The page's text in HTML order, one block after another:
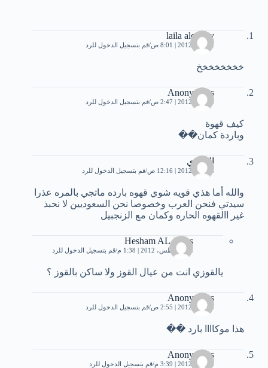
laila alotaiby
2 يونيو، 2012 | 8:01 ص قم بتسجيل الدخول للرد
خخخخخخخخ
Anonymous
4 يونيو، 2012 | 2:47 ص قم بتسجيل الدخول للرد
كيف قهوة
وباردة كمان��
القوزي
5 يونيو، 2012 | 12:16 ص قم بتسجيل الدخول للرد
والله أما هذي قويه شوي قهوه بارده ماتجي بالمره عذرا
سيدتي فنحن العرب وخصوصا نحن السعوديين لا نحبذ
غير االقهوه الحاره وكمان مع الزنجبيل
Hesham AL-Koas
28 أغسطس، 2012 | 1:38 م قم بتسجيل الدخول للرد
يالقوزي انت من عيال القوز ولا ساكن بالقوز ؟
Anonymous
5 يونيو، 2012 | 2:55 ص قم بتسجيل الدخول للرد
هذا موكاااا بارد ��
Anonymous
6 يونيو، 2012 | 3:39 م قم بتسجيل الدخول للرد